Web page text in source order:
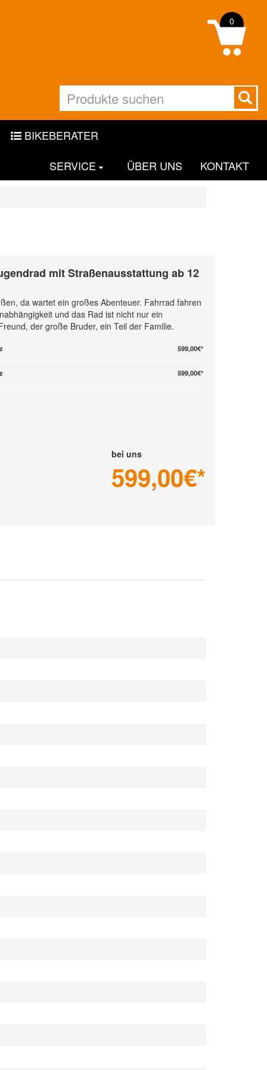
0
BIKEBERATER
SERVICE
ÜBER UNS KONTAKT
mit Straßenausstattung ab 12
da wartet ein großes Abenteuer. Fahrrad fahren
und das Rad ist nicht nur ein
der große Bruder, ein Teil der Familie.
599,00€*
599,00€*
bei uns
599,00€*